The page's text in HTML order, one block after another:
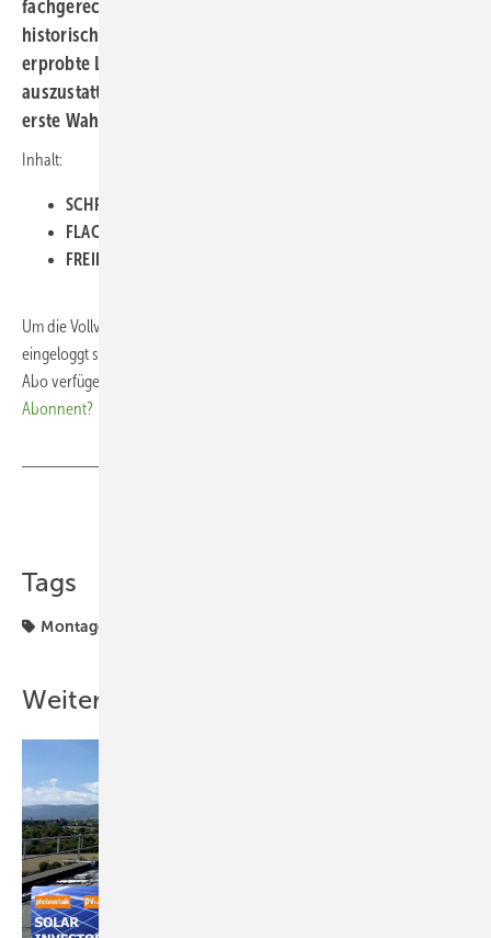
fachgerechten Denkmalschutz vorgestellt. Für
historische Gebäude bietet der Markt mittlerweile viele
erprobte Lösungen an, um sie mit Solarmodulen
auszustatten. Systeme zur Indachmontage sind dabei
erste Wahl.
Inhalt:
SCHRÄGDACH •
FLACHDACH •
FREILAND •
Um die Vollversion des PDFs herunterladen zu können, müssen Sie
eingeloggt sein und über ein laufendes Premium- oder Digital-Plus-
Abo verfügen. Bitte loggen Sie sich rechts oben ein.
Abonnent?
Tags
Montage
Weitere Inhalte